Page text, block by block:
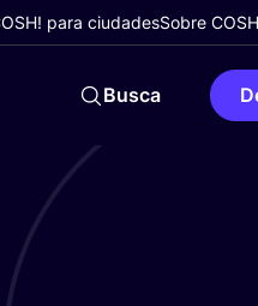
para ciudadesSobre
Busca